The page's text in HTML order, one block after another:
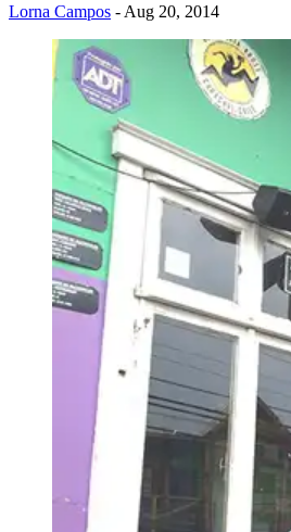
Lorna Campos - Aug 20, 2014